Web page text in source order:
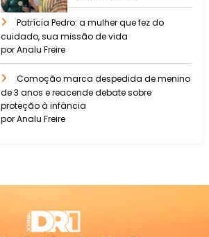
Patrícia Pedro: a mulher que fez do
cuidado, sua missão de vida
por Analu Freire
Comoção marca despedida de menino
de 3 anos e reacende debate sobre
proteção à infância
por Analu Freire